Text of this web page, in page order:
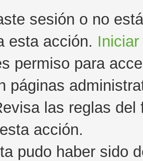
sesión o no
esta acción.
permiso para
páginas
las reglas
acción.
pudo haber sido